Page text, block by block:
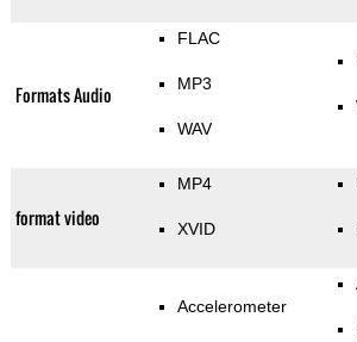
Formats Audio
FLAC
MP3
WAV
format video
MP4
XVID
Accelerometer